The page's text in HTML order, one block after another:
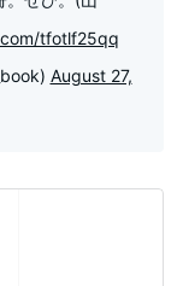
tfotlf25qq
August 27,